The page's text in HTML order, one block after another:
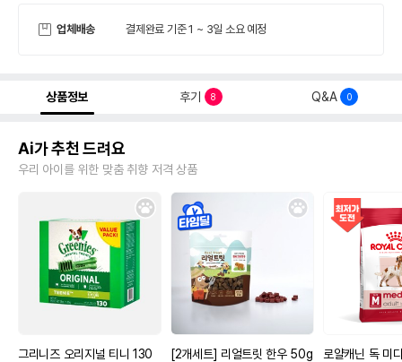
업체배송 결제완료 기준 1 ~ 3일 소요 예정
상품정보 후기 8 Q&A 0
Ai가 추천 드려요
우리 아이를 위한 맞춤 취향 저격 상품
그리니즈 오리지널 티니 130
[2개세트] 리얼트릿 한우 50g
로얄캐닌 독 미